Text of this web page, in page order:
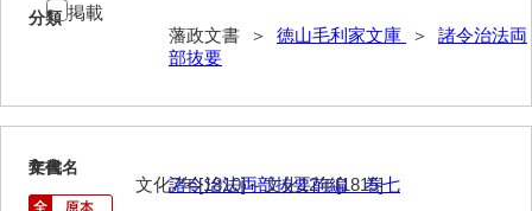
寺社町方日記
奉幣使方日記
遊行上人通路一件
分類
藩政文書 ＞ 徳山毛利家文庫 ＞ 諸令治法両
部抜要
掲載
7
文書名
諸令治法両部抜要前編 巻七
年代
文化7年[1810]～文化12年[1815]